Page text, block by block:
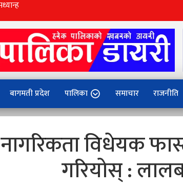
बागमती प्रदेश पालिका समाचार राजनीति
नागरिकता विधेयक
गरियोस् :